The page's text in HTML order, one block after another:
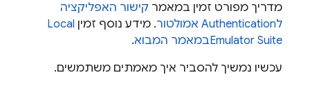
מדריך מפורט זמין במאמר קישור האפליקציה
לAuthentication אמולטור. מידע נוסף זמין Local
Emulator Suiteבמאמר המבוא.
עכשיו נמשיך להסביר איך מאמתים משתמשים.